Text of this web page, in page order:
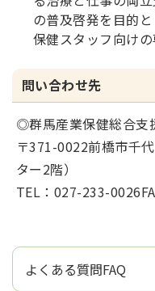
の普及啓発を目的
保健スタッフ向けの
問い合わせ先
◎群馬産業保健総合支
〒371-0022前橋市千
ター2階）
TEL：027-233-
よくある質問FAQ